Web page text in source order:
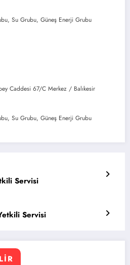
Su Grubu, Güneş Enerji Grubu
Caddesi 67/C Merkez / Balıkesir
Su Grubu, Güneş Enerji Grubu
Servisi
Servisi